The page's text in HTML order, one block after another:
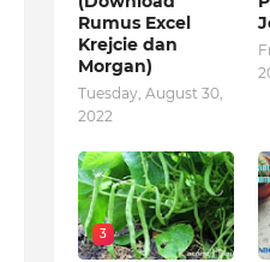
Rumus Excel
Krejcie dan
Morgan)
Tuesday, August 30,
2022
3